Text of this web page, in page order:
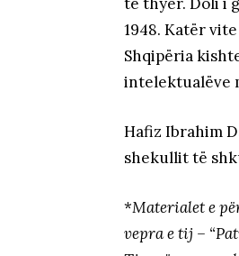
1948. Katër
Shqipëria
intelektualëve
Hafiz Ibrahim
shekullit të
*Materialet e
vepra e tij –